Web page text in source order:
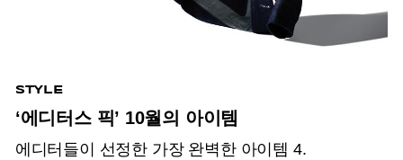
STYLE
‘에디터스 픽’ 10월의 아이템
에디터들이 선정한 가장 완벽한 아이템 4.